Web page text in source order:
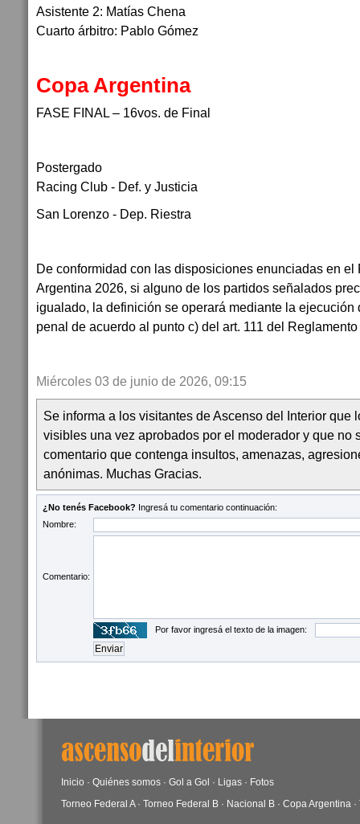
Asistente 2: Matías Chena
Cuarto árbitro: Pablo Gómez
Copa Argentina
FASE FINAL – 16vos. de Final
Postergado
Racing Club - Def. y Justicia
San Lorenzo - Dep. Riestra
De conformidad con las disposiciones enunciadas en el
Argentina 2026, si alguno de los partidos señalados
igualado, la definición se operará mediante la ejecución
penal de acuerdo al punto c) del art. 111 del
Miércoles 03 de junio de 2026, 09:15
Se informa a los visitantes de Ascenso del Interior que
visibles una vez aprobados por el moderador y que no
comentario que contenga insultos, amenazas,
anónimas. Muchas Gracias.
¿No tenés Facebook? Ingresá tu comentario continuación:
Nombre:
Comentario:
Por favor ingresá el texto de la imagen:
Inicio · Quiénes somos · Gol a Gol · Ligas · Fotos
Torneo Federal A· Torneo Federal B · Nacional B · Copa Argentina ·